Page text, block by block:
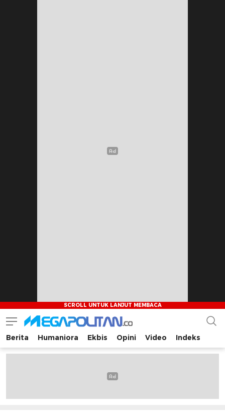
Megapolitan.co
Menyajikan berita-berita fakta bagi pembaca
Berita Humaniora Ekbis Opini Video Indeks